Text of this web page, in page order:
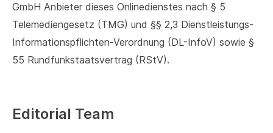
GmbH Anbieter dieses Onlinedienstes nach § 5
Telemediengesetz (TMG) und §§ 2,3 Dienstleistungs-
Informationspflichten-Verordnung (DL-InfoV) sowie §
55 Rundfunkstaatsvertrag (RStV).
Editorial Team